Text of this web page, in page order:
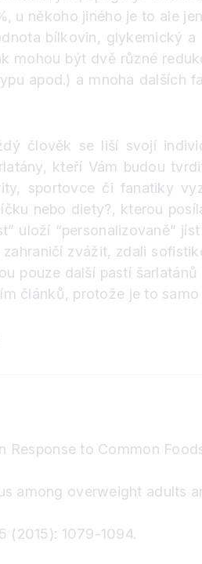
u někoho jiného je to ale
bílkovin, glykemický a
mohou být dvě různé
apod.) a mnoha dalších
člověk se liší svojí
kteří Vám budou
sportovce či fanatiky
nebo diety?, kterou
uloží “personalizovaně”
zvážit, zdali
pouze další pastí šarlatánů
článků, protože je to
to Common
among overweight adults
(2015): 1079-1094.